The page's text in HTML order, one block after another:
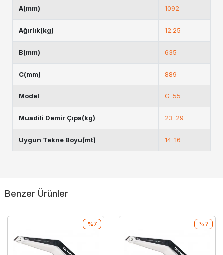
A(mm) 1092
Ağırlık(kg) 12.25
B(mm) 635
C(mm) 889
Model G-55
Muadili Demir Çıpa(kg) 23-29
Uygun Tekne Boyu(mt) 14-16
Benzer Ürünler
%7 %7